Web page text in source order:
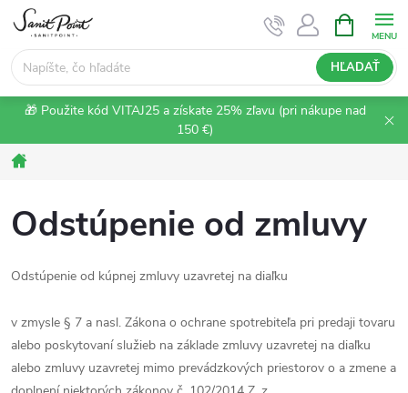
Prejsť
obsah
HĽADAŤ
KOŠÍK
🎁 Použite kód VITAJ25 a získate 25% zľavu (pri nákupe nad
150 €)
Odstúpenie od zmluvy
Odstúpenie od kúpnej zmluvy uzavretej na diaľku
v zmysle § 7 a nasl. Zákona o ochrane spotrebiteľa pri predaji tovaru
alebo poskytovaní služieb na základe zmluvy uzavretej na diaľku
alebo zmluvy uzavretej mimo prevádzkových priestorov o a zmene a